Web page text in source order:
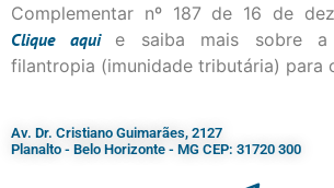
Complementar nº 187 de 16 de
Cliqueaqui
e saiba mais sobre a
filantropia (imunidade tributária) para
Av. Dr. Cristiano Guimarães, 2127
Planalto - Belo Horizonte - MG CEP: 31720 300